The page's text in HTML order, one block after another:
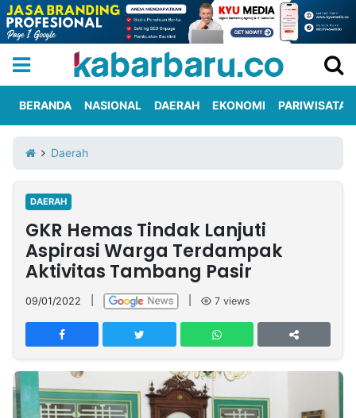
Iklan
Berita
Kami
Nasional
International
Olahraga
Entertainment
Daerah
Pariwisata
Kuliner
Kolom
Network
PT
TREETAN
INDONESIA
BERANDA NASIONAL DAERAH EKONOMI PARIWISATA
Daerah
DAERAH
GKR Hemas Tindak Lanjuti
Aspirasi Warga Terdampak
Aktivitas Tambang Pasir
09/01/2022 7 views